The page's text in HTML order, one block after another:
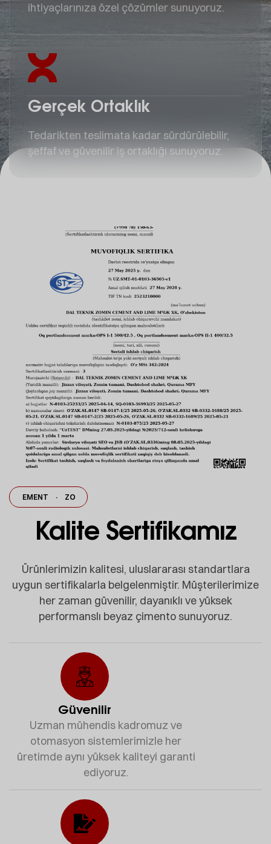
ihtiyaçlarınıza özel çözümler sunuyoruz.
Gerçek Ortaklık
Tedarikten teslimata kadar sürdürülebilir,
şeffaf ve güvenilir iş ortaklığı sunuyoruz.
· ZOMIN CEMENT
Kalite Sertifikamız
Ürünlerimizin kalitesi, uluslararası standartlara
uygun sertifikalarla belgelenmiştir. Müşterilerimize
her zaman güvenilir, dayanıklı ve yüksek
performanslı beyaz çimento sunuyoruz.
Güvenilir
Uzman mühendis kadromuz ve
otomasyon sistemlerimizle her
üretimde aynı yüksek kaliteyi garanti
ediyoruz.